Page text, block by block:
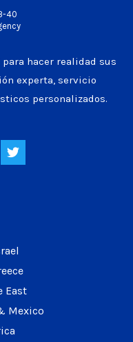
40
hacer realidad sus
experta, servicio
personalizados.
T
w
i
East
Mexico